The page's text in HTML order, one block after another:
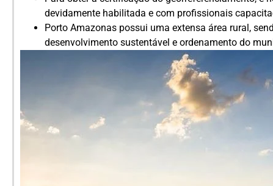
devidamente habilitada e com profissionais
Porto Amazonas possui uma extensa área rural,
desenvolvimento sustentável e ordenamento do